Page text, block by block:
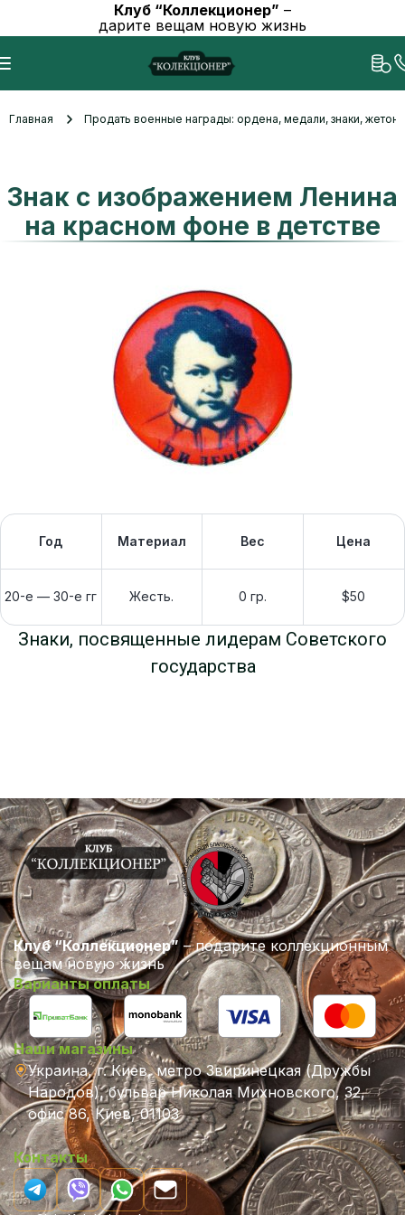
Клуб “Коллекционер” –
дарите вещам новую жизнь
Главная Продать военные награды: ордена, медали, знаки,
Знак с изображением Ленина
на красном фоне в детстве
Год Материал Вес Цена
20-е — 30-е гг Жесть. 0 гр. $50
Знаки, посвященные лидерам Советского
государства
Клуб “Коллекционер” – подарите коллекционным
вещам новую жизнь
Варианты оплаты
Наши магазины
Украина, г. Киев, метро Звиринецкая (Дружбы
Народов), бульвар Николая Михновского, 32,
офис 86, Киев, 01103
Контакты